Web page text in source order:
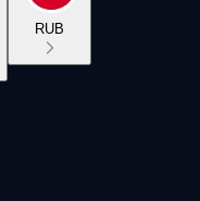
RUB